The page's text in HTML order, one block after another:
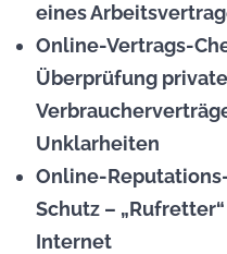
eines
Online-Vertrags-
Überprüfung
Unklarheiten
Online-
Schutz –
Internet